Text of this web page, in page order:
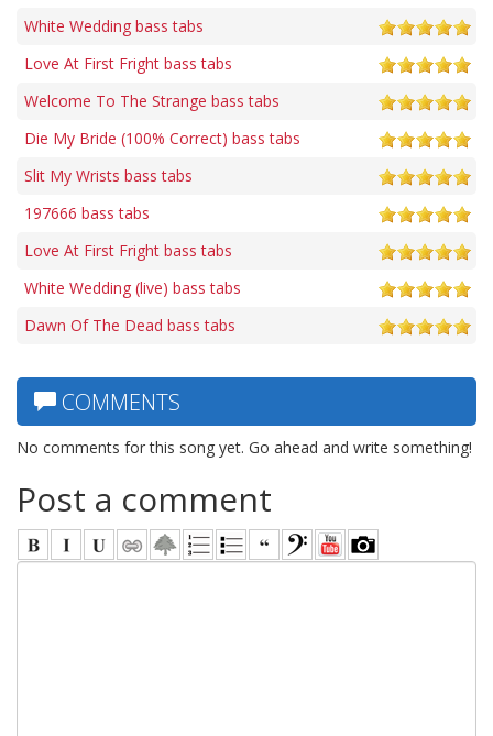
White Wedding bass tabs
Love At First Fright bass tabs
Welcome To The Strange bass tabs
Die My Bride (100% Correct) bass tabs
Slit My Wrists bass tabs
197666 bass tabs
Love At First Fright bass tabs
White Wedding (live) bass tabs
Dawn Of The Dead bass tabs
COMMENTS
No comments for this song yet. Go ahead and write something!
Post a comment